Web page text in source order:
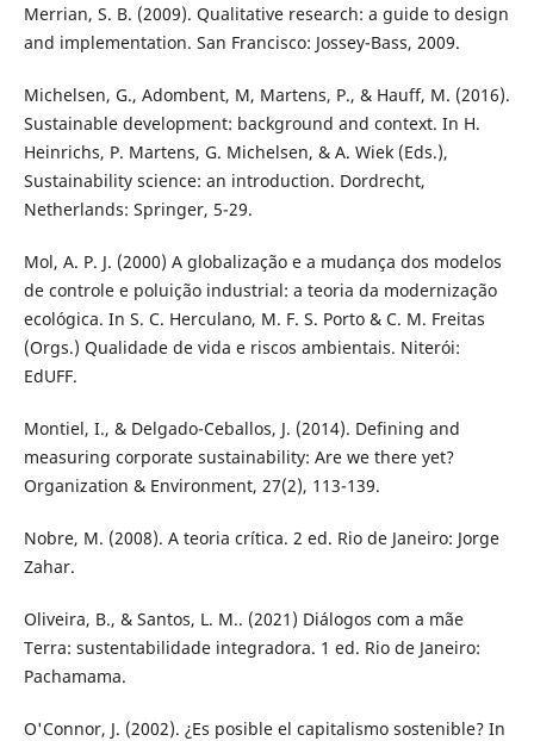
Merrian, S. B. (2009). Qualitative research: a guide to design
and implementation. San Francisco: Jossey-Bass, 2009.
Michelsen, G., Adombent, M, Martens, P., & Hauff, M. (2016).
Sustainable development: background and context. In H.
Heinrichs, P. Martens, G. Michelsen, & A. Wiek (Eds.),
Sustainability science: an introduction. Dordrecht,
Netherlands: Springer, 5-29.
Mol, A. P. J. (2000) A globalização e a mudança dos modelos
de controle e poluição industrial: a teoria da modernização
ecológica. In S. C. Herculano, M. F. S. Porto & C. M. Freitas
(Orgs.) Qualidade de vida e riscos ambientais. Niterói:
EdUFF.
Montiel, I., & Delgado-Ceballos, J. (2014). Defining and
measuring corporate sustainability: Are we there yet?
Organization & Environment, 27(2), 113-139.
Nobre, M. (2008). A teoria crítica. 2 ed. Rio de Janeiro: Jorge
Zahar.
Oliveira, B., & Santos, L. M.. (2021) Diálogos com a mãe
Terra: sustentabilidade integradora. 1 ed. Rio de Janeiro:
Pachamama.
O'Connor, J. (2002). ¿Es posible el capitalismo sostenible? In